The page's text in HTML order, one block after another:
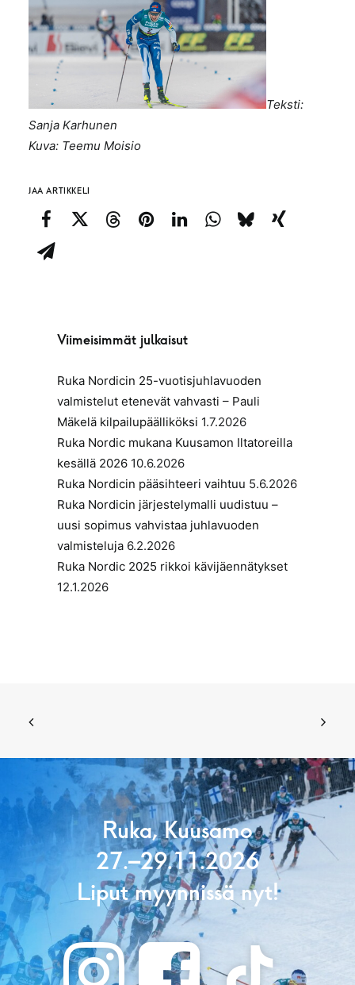
Teksti:
Sanja Karhunen
Kuva: Teemu Moisio
JAA ARTIKKELI
Viimeisimmät julkaisut
Ruka Nordicin 25-vuotisjuhlavuoden
valmistelut etenevät vahvasti – Pauli
Mäkelä kilpailupäälliköksi 1.7.2026
Ruka Nordic mukana Kuusamon Iltatoreilla
kesällä 2026 10.6.2026
Ruka Nordicin pääsihteeri vaihtuu 5.6.2026
Ruka Nordicin järjestelymalli uudistuu –
uusi sopimus vahvistaa juhlavuoden
valmisteluja 6.2.2026
Ruka Nordic 2025 rikkoi kävijäennätykset
12.1.2026
Ruka, Kuusamo
27.–29.11.2026
Liput myynnissä nyt!